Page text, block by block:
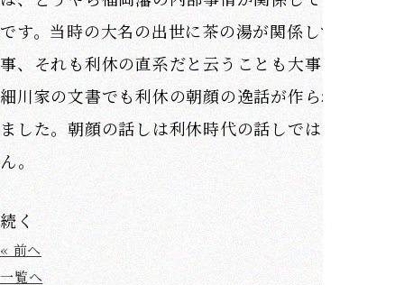
です。当時の大名の出世に茶の湯が関係していた
事、それも利休の直系だと云うことも大事な要素で
細川家の文書でも利休の朝顔の逸話が作られたりし
ました。朝顔の話しは利休時代の話しではありませ
ん。
続く
« 前へ
一覧へ